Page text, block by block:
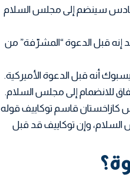
سينضم إلى مجلس السلام
إنه قبل الدعوة “المشرّفة” من
أنه قبل الدعوة الأميركية.
للانضمام إلى مجلس السلام.
كازاخستان قاسم توكاييف قوله
السلام، وإن توكاييف قد قبل